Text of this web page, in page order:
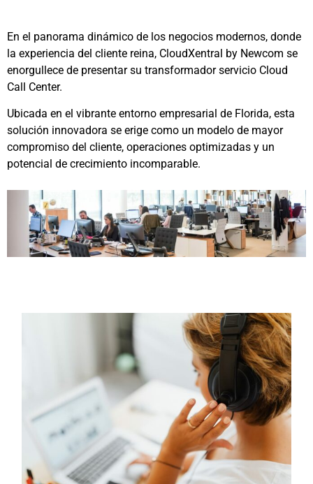
En el panorama dinámico de los negocios modernos, donde
la experiencia del cliente reina, CloudXentral by Newcom se
enorgullece de presentar su transformador servicio Cloud
Call Center.
Ubicada en el vibrante entorno empresarial de Florida, esta
solución innovadora se erige como un modelo de mayor
compromiso del cliente, operaciones optimizadas y un
potencial de crecimiento incomparable.